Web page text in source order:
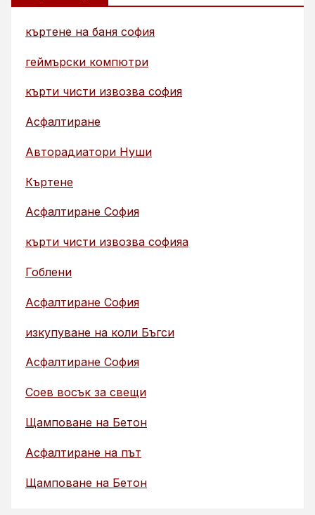
къртене на баня софия
геймърски компютри
кърти чисти извозва софия
Асфалтиране
Авторадиатори Нуши
Къртене
Асфалтиране София
кърти чисти извозва софияа
Гоблени
Асфалтиране София
изкупуване на коли Бъгси
Асфалтиране София
Соев восък за свещи
Щамповане на Бетон
Асфалтиране на път
Щамповане на Бетон